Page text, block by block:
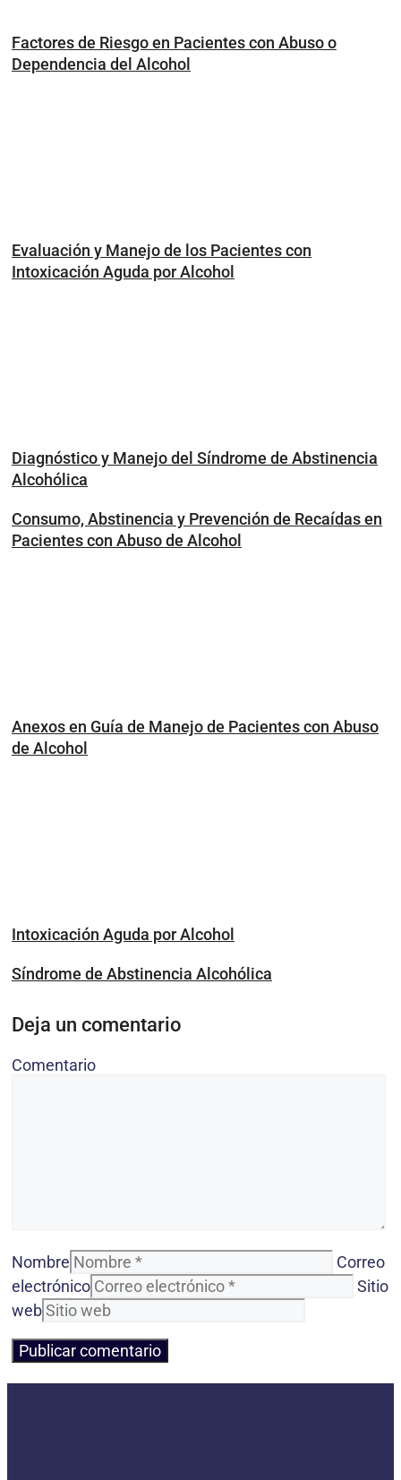
Factores de Riesgo en Pacientes con Abuso o
Dependencia del Alcohol
Evaluación y Manejo de los Pacientes con
Intoxicación Aguda por Alcohol
Diagnóstico y Manejo del Síndrome de Abstinencia
Alcohólica
Consumo, Abstinencia y Prevención de Recaídas en
Pacientes con Abuso de Alcohol
Anexos en Guía de Manejo de Pacientes con Abuso
de Alcohol
Intoxicación Aguda por Alcohol
Síndrome de Abstinencia Alcohólica
Deja un comentario
Comentario
Nombre
Correo
electrónico
Sitio
web